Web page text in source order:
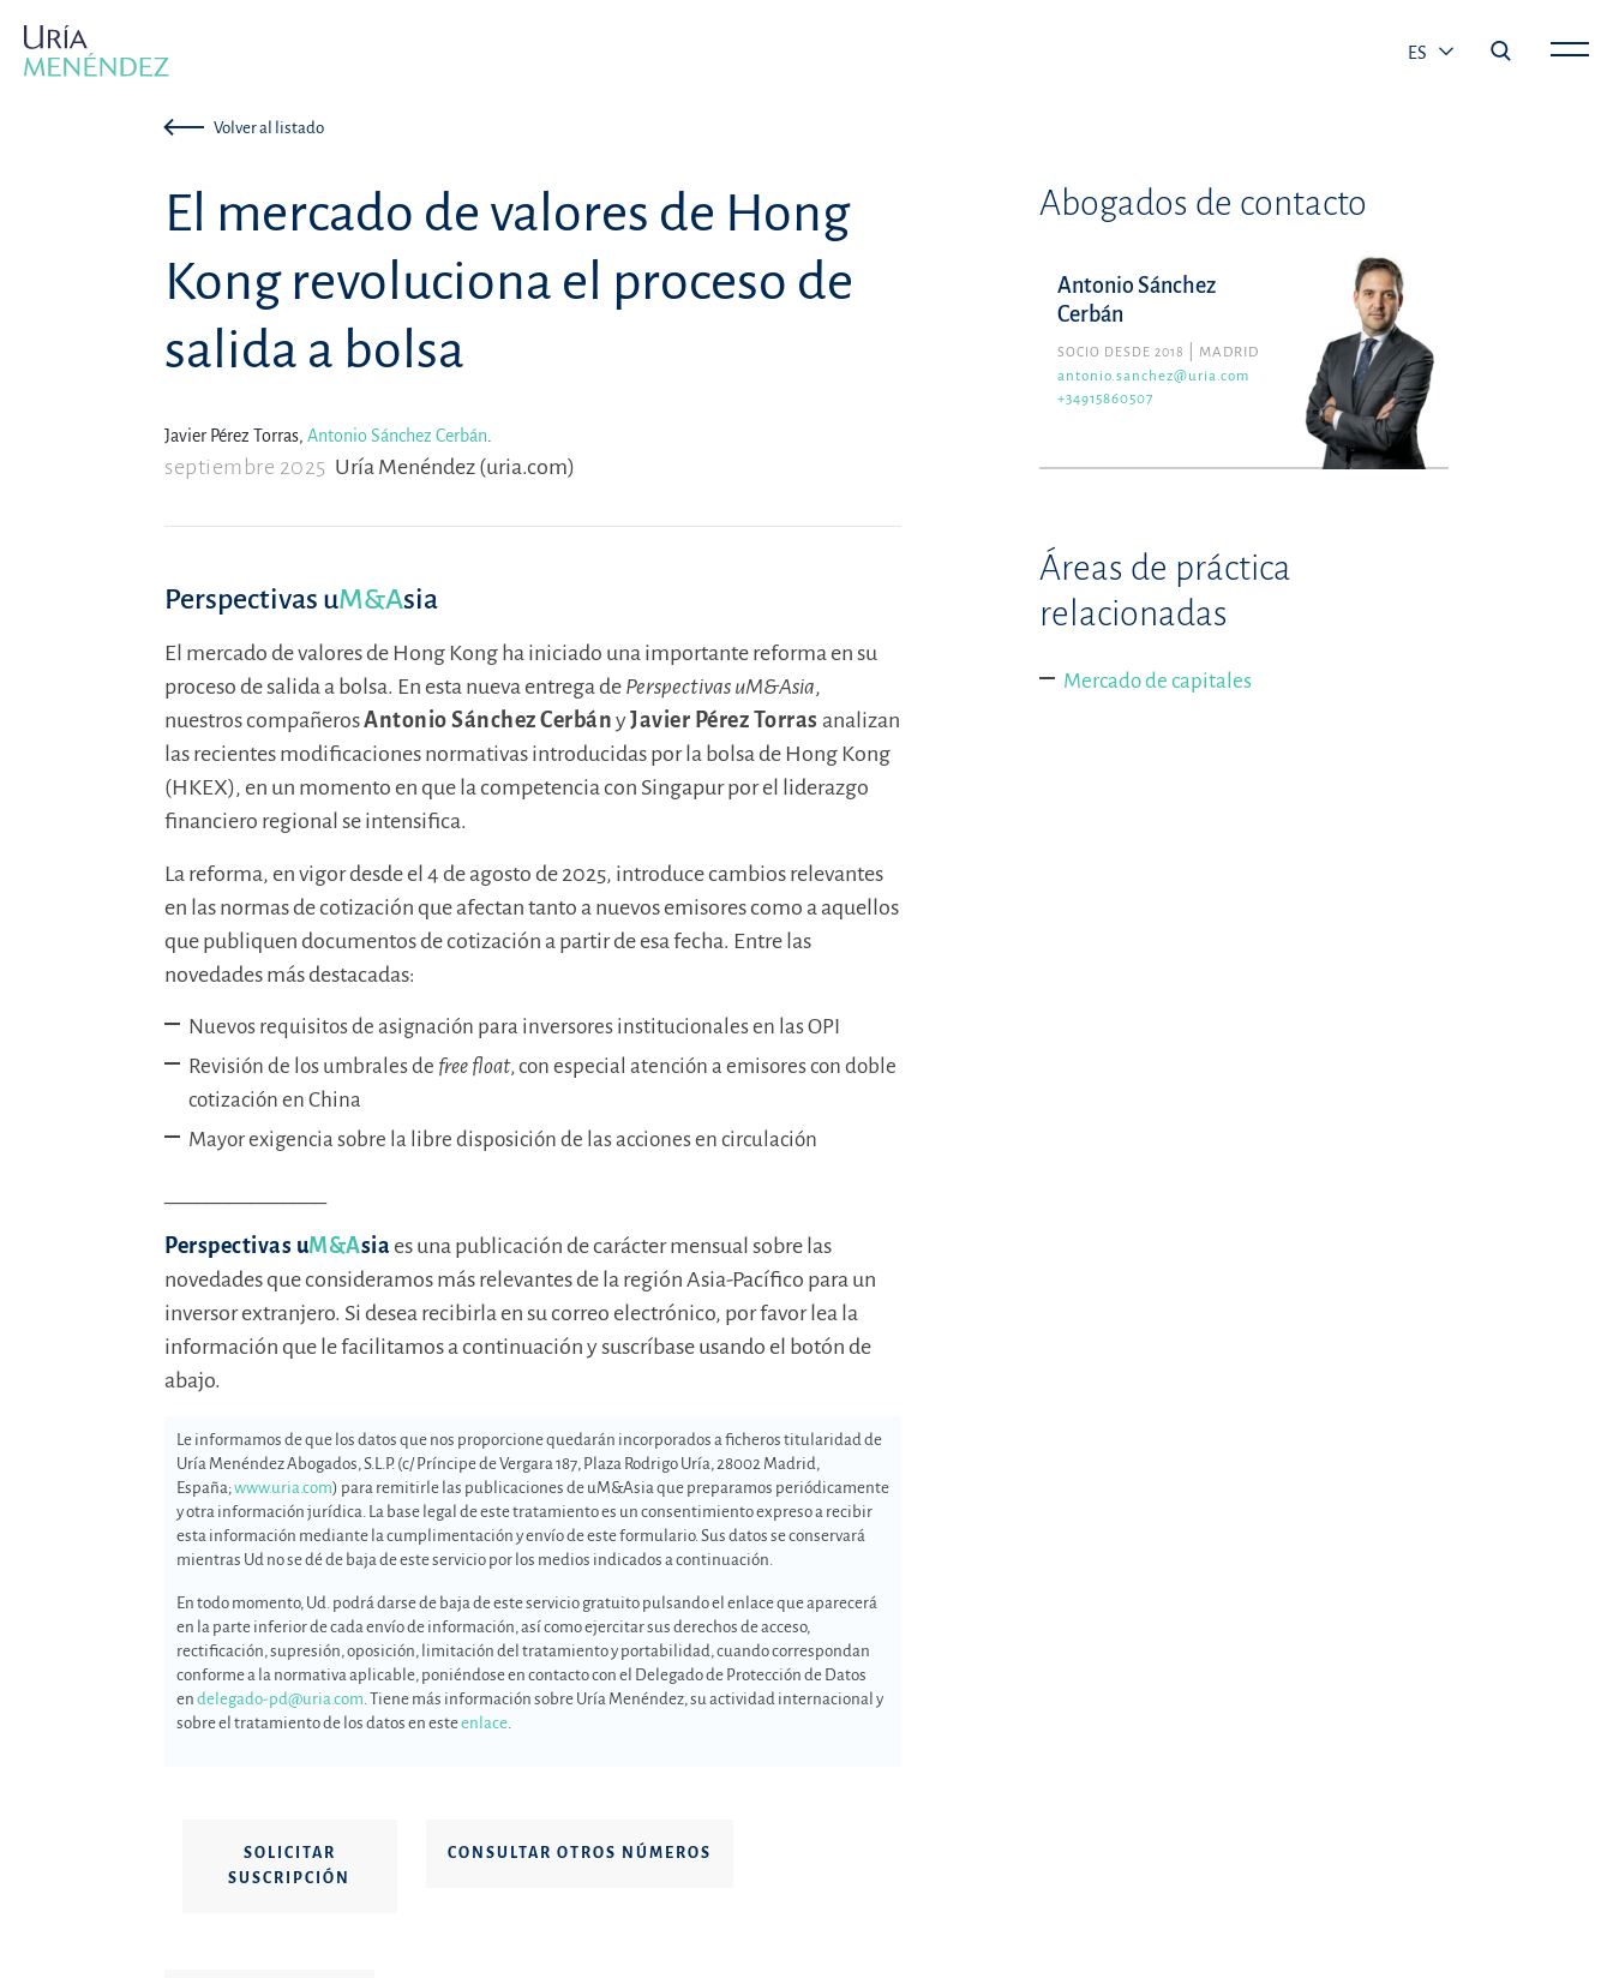
ES
Volver al listado
El mercado de valores de Hong
Kong revoluciona el proceso de
salida a bolsa
Javier Pérez Torras, Antonio Sánchez Cerbán.
septiembre 2025 Uría Menéndez (uria.com)
Perspectivas uM&Asia
El mercado de valores de Hong Kong ha iniciado una importante reforma en su
proceso de salida a bolsa. En esta nueva entrega de Perspectivas uM&Asia,
nuestros compañerosAntonio Sánchez Cerbán yJavier Pérez Torras analizan
las recientes modificaciones normativas introducidas por la bolsa de Hong Kong
(HKEX), en un momento en que la competencia con Singapur por el liderazgo
financiero regional se intensifica.
La reforma, en vigor desde el 4 de agosto de 2025, introduce cambios relevantes
en las normas de cotización que afectan tanto a nuevos emisores como a aquellos
que publiquen documentos de cotización a partir de esa fecha. Entre las
novedades más destacadas:
Nuevos requisitos de asignación para inversores institucionales en las OPI
Revisión de los umbrales de free float, con especial atención a emisores con doble
cotización en China
Mayor exigencia sobre la libre disposición de las acciones en circulación
Perspectivas uM&Asia es una publicación de carácter mensual sobre las
novedades que consideramos más relevantes de la región Asia-Pacífico para un
inversor extranjero. Si desea recibirla en su correo electrónico, por favor lea la
información que le facilitamos a continuación y suscríbase usando el botón de
abajo.
Le informamos de que los datos que nos proporcione quedarán incorporados a ficheros titularidad de
Uría Menéndez Abogados, S.L.P. (c/ Príncipe de Vergara 187, Plaza Rodrigo Uría, 28002 Madrid,
España;www.uria.com) para remitirle las publicaciones de uM&Asia que preparamos periódicamente
y otra información jurídica. La base legal de este tratamiento es un consentimiento expreso a recibir
esta información mediante la cumplimentación y envío de este formulario. Sus datos se conservará
mientras Ud no se dé de baja de este servicio por los medios indicados a continuación.
En todo momento, Ud. podrá darse de baja de este servicio gratuito pulsando el enlace que aparecerá
en la parte inferior de cada envío de información, así como ejercitar sus derechos de acceso,
rectificación, supresión, oposición, limitación del tratamiento y portabilidad, cuando correspondan
conforme a la normativa aplicable, poniéndose en contacto con el Delegado de Protección de Datos
en delegado-pd@uria.com. Tiene más información sobre Uría Menéndez, su actividad internacional y
sobre el tratamiento de los datos en esteenlace.
SOLICITAR
SUSCRIPCIÓN
CONSULTAR OTROS NÚMEROS
Abogados de contacto
Antonio Sánchez
Cerbán
SOCIO DESDE 2018
MADRID
antonio.sanchez@uria.com
+34915860507
Áreas de práctica
relacionadas
Mercado de capitales